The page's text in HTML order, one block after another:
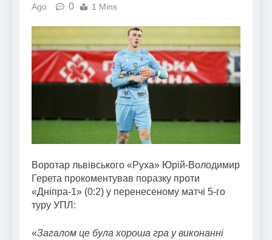
Ago
0 1 Mins
Воротар львівського «Руха» Юрій-Володимир
Герета прокоментував поразку проти
«Дніпра-1» (0:2) у перенесеному матчі 5-го
туру УПЛ:
«Загалом це була хороша гра у виконанні